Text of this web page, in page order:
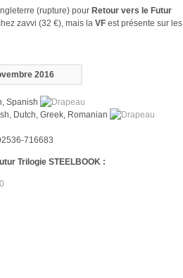
(rupture) pour Retour vers le Futur
zavvi (32 €), mais la VF est présente sur les
2016
Spanish
Dutch, Greek, Romanian
Trilogie STEELBOOK :